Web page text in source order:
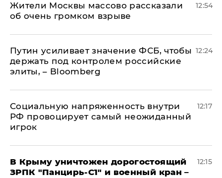
Жители Москвы массово рассказали
об очень громком взрыве
12:54
Путин усиливает значение ФСБ, чтобы
держать под контролем российские
элиты, – Bloomberg
12:24
Социальную напряженность внутри
РФ провоцирует самый неожиданный
игрок
12:17
В Крыму уничтожен дорогостоящий
ЗРПК "Панцирь-С1" и военный кран –
12:15